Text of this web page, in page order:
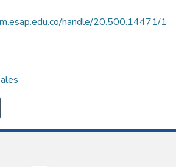
handle/20.500.14471/1